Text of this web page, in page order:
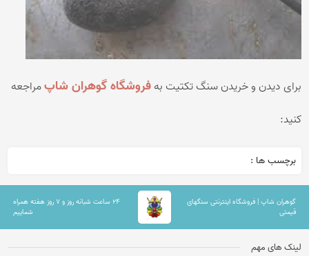
برای دیدن و خریدنسنگ تکتیت بهفروشگاه گوهران شاپمراجعه
کنید:
برچسب ها :
گوهران شاپ | فروشگاه اینترنتی سنگهای
قیمتی
۲۴ ساعت شبانه روز و ۷ روز هفته همراه
شماییم
لینک های مهم